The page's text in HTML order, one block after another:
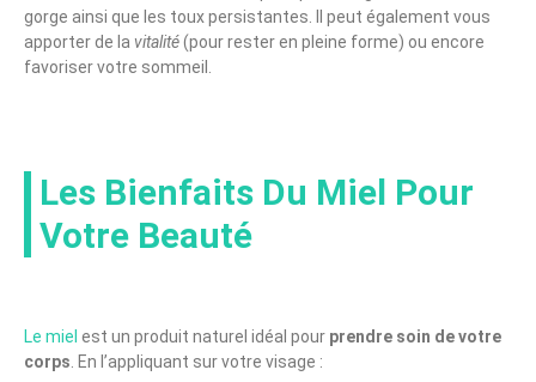
gorge ainsi que les toux persistantes. Il peut également vous
apporter de la vitalité(pour rester en pleine forme) ou encore
favoriser votre sommeil.
Les Bienfaits Du Miel Pour
Votre Beauté
Le miel est un produit naturel idéal pour prendre soin de votre
corps . En l’appliquant sur votre visage :